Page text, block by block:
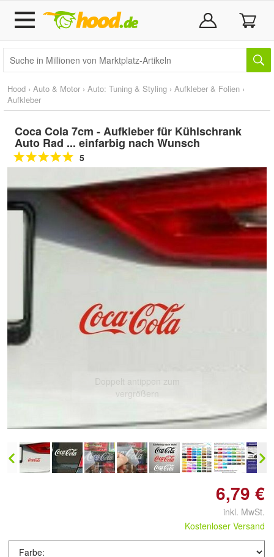
Hood › Auto & Motor › Auto: Tuning & Styling › Aufkleber & Folien ›
Aufkleber
Coca Cola 7cm - Aufkleber für Kühlschrank
Auto Rad ... einfarbig nach Wunsch
5
Doppelt antippen zum
vergrößern
6,79 €
inkl. MwSt.
Kostenloser Versand